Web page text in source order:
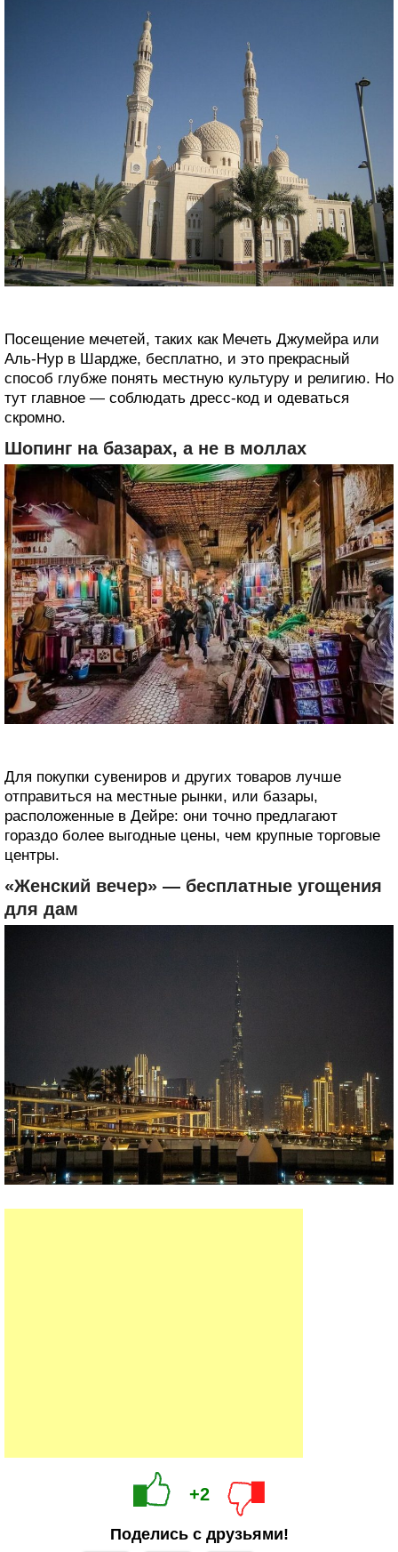
Посещение мечетей, таких как Мечеть Джумейра или
Аль-Нур в Шардже, бесплатно, и это прекрасный
способ глубже понять местную культуру и религию. Но
тут главное ― соблюдать дресс-код и одеваться
скромно.
Шопинг на базарах, а не в моллах
Для покупки сувениров и других товаров лучше
отправиться на местные рынки, или базары,
расположенные в Дейре: они точно предлагают
гораздо более выгодные цены, чем крупные торговые
центры.
«Женский вечер» ― бесплатные угощения
для дам
+2
Поделись с друзьями!